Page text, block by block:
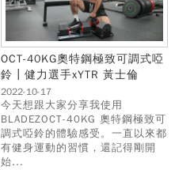
OCT-40KG奧特鋼極致可調式啞
鈴┃健力選手xYTR 黃士倫
2022-10-17
今天想跟大家分享我使用
BLADEZOCT-40KG 奧特鋼極致可
調式啞鈴的體驗感受。一直以來都
有健身運動的習慣，還記得剛開
始...